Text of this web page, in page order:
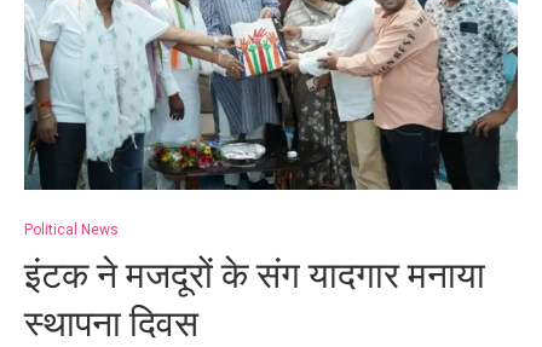
Political News
इंटक ने मजदूरों के संग यादगार मनाया
स्थापना दिवस